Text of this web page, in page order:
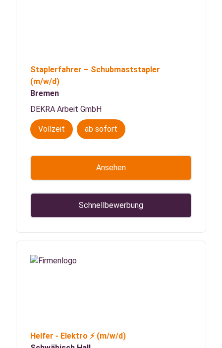
Staplerfahrer – Schubmaststapler
(m/w/d)
Bremen
DEKRA Arbeit GmbH
Vollzeit ab sofort
Ansehen
Schnellbewerbung
Helfer - Elektro ⚡ (m/w/d)